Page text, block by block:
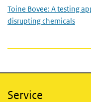
Toine Bovee: A testing
disrupting chemicals
Service